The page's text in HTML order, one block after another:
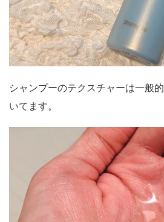
シャンプーのテクスチャーは一般
いてます。